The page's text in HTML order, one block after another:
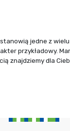
jedne z
przykładowy.
znajdziemy dla